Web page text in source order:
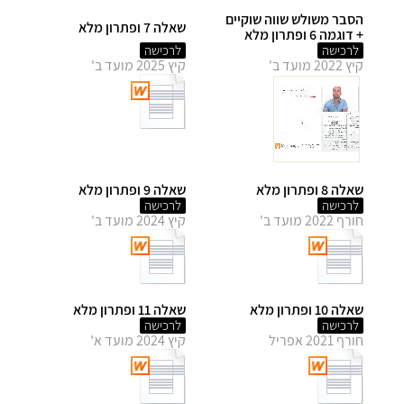
הסבר משולש שווה שוקיים
+ דוגמה 6 ופתרון מלא
לרכישה
קיץ 2022 מועד ב'
שאלה 7 ופתרון מלא
לרכישה
קיץ 2025 מועד ב'
שאלה 8 ופתרון מלא
לרכישה
חורף 2022 מועד ב'
שאלה 9 ופתרון מלא
לרכישה
קיץ 2024 מועד ב'
שאלה 10 ופתרון מלא
לרכישה
חורף 2021 אפריל
שאלה 11 ופתרון מלא
לרכישה
קיץ 2024 מועד א'